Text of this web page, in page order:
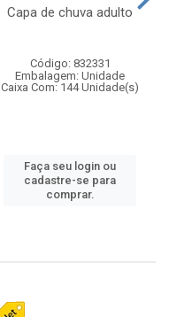
Capa de chuva adulto
Código: 832331
Embalagem: Unidade
Caixa Com: 144 Unidade(s)
Faça seu login ou
cadastre-se para
comprar.